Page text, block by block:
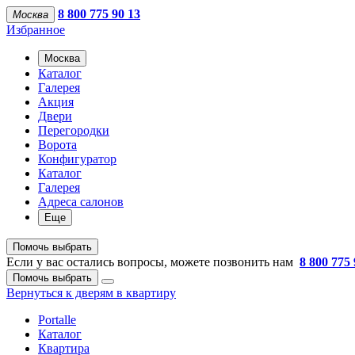
Москва
8 800 775 90 13
Избранное
Москва
Каталог
Галерея
Акция
Двери
Перегородки
Ворота
Конфигуратор
Каталог
Галерея
Адреса салонов
Еще
Помочь выбрать
Если у вас остались вопросы, можете позвонить нам 8 800 775
Помочь выбрать
Вернуться к дверям в квартиру
Portalle
Каталог
Квартира